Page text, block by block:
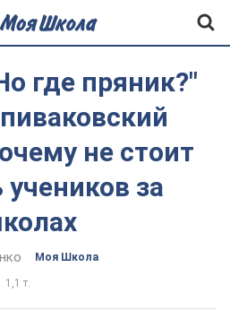
где пряник?"
не стоит
за
Моя Школа
1,1 т.